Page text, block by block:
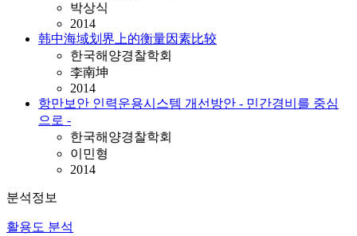
박상식
2014
韩中海域划界上的衡量因素比较
한국해양경찰학회
李南坤
2014
항만보안 인력운용시스템 개선방안 - 민간경비를 중심
으로 -
한국해양경찰학회
이민형
2014
분석정보
활용도 분석